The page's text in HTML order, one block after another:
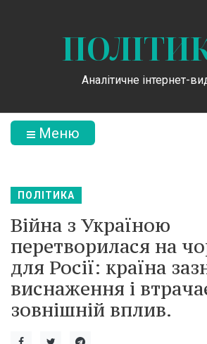
Аналітичне інтернет-
Меню
ПОЛІТИКА
Війна з Україною
перетворилася на
для Росії: країна
виснаження і
зовнішній вплив.